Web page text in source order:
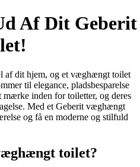
Af Dit Geberit
af dit hjem, og et væghængt toilet
til elegance, pladsbesparelse
inden for toiletter, og deres
Med et Geberit væghængt
og få en moderne og stilfuld
toilet?